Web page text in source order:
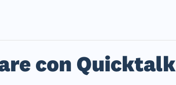
con Quicktalk